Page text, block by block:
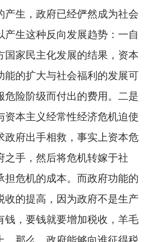
产生，政府已经俨然成为社会
产生这种反向发展趋势：一自
国家民主化发展的结果，资本
能的扩大与社会福利的发展可
危险阶级而付出的费用。二是
资本主义经常性经济危机迫使
政府出手相救，事实上资本危
之手，然后将危机转嫁于社
担危机的成本。而政府功能的
收的提高，因为政府不是生产
钱，要钱就要增加税收，羊毛